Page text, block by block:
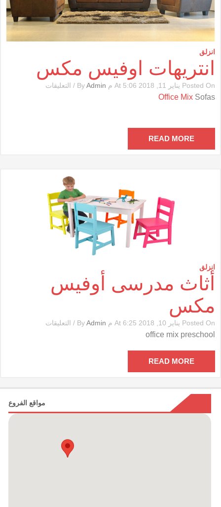
انزلق
انتريهات اوفيس مكس
Posted On يناير 11, 2018 At 5:06 م By Admin
/ التعليقات
Office Mix Sofas
READ MORE
انزلق
أثاث مدرسى أوفيس
مكس
Posted On يناير 10, 2018 At 6:25 م By Admin
/ التعليقات
office mix preschool
READ MORE
مواقع الفروع